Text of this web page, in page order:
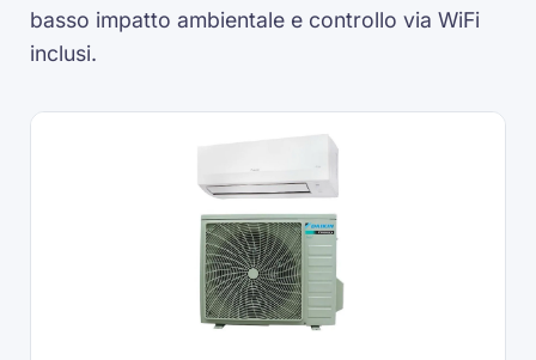
basso impatto ambientale e controllo via WiFi
inclusi.